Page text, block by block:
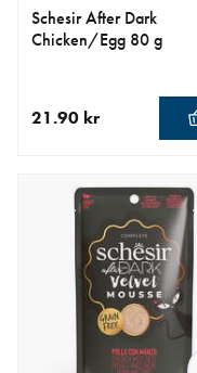
Schesir After Dark
Chicken/Egg 80 g
21.90 kr